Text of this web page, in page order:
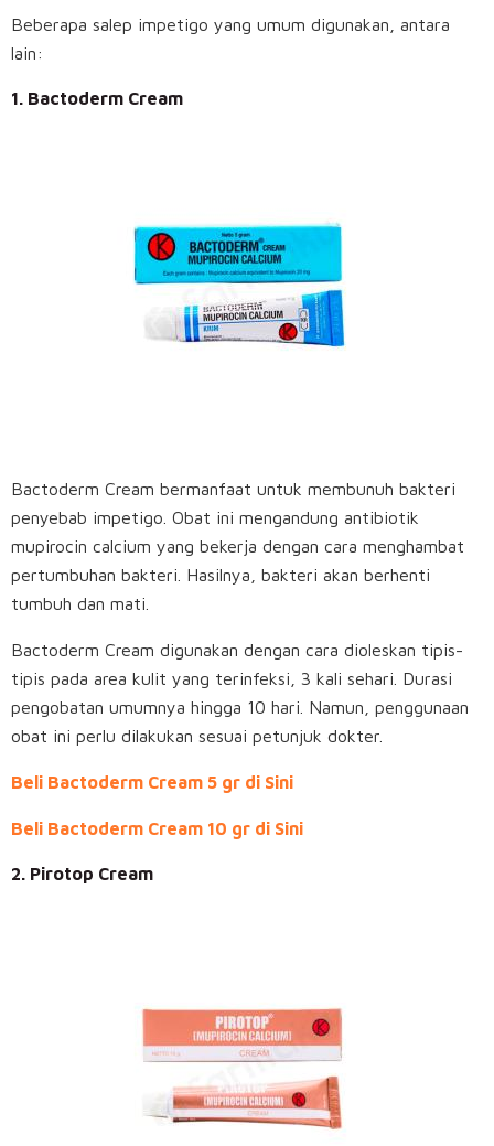
Beberapa salep impetigo yang umum digunakan, antara
lain:
1. Bactoderm Cream
Bactoderm Cream bermanfaat untuk membunuh bakteri
penyebab impetigo. Obat ini mengandung antibiotik
mupirocin calcium yang bekerja dengan cara menghambat
pertumbuhan bakteri. Hasilnya, bakteri akan berhenti
tumbuh dan mati.
Bactoderm Cream digunakan dengan cara dioleskan tipis-
tipis pada area kulit yang terinfeksi, 3 kali sehari. Durasi
pengobatan umumnya hingga 10 hari. Namun, penggunaan
obat ini perlu dilakukan sesuai petunjuk dokter.
Beli Bactoderm Cream 5 gr di Sini
Beli Bactoderm Cream 10 gr di Sini
2. Pirotop Cream